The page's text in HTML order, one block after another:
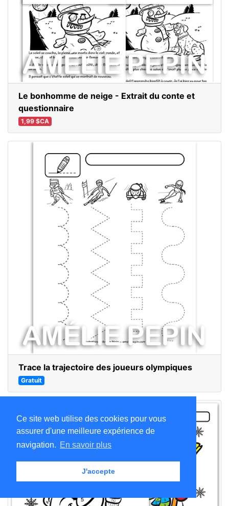
Ce site web utilise des cookies pour vous
assurer d'une meilleure expérience de
navigation. En savoir plus
J'accepte
Le bonhomme de neige - Extrait du conte et
questionnaire
1,99 $CA
Trace la trajectoire des joueurs olympiques
Gratuit